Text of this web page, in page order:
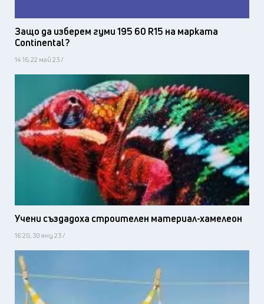
Защо да изберем гуми 195 60 R15 на марката
Continental?
14:16, 22 май 23 /
Учени създадоха строителен материал-хамелеон
16:20, 30 яну 23 /